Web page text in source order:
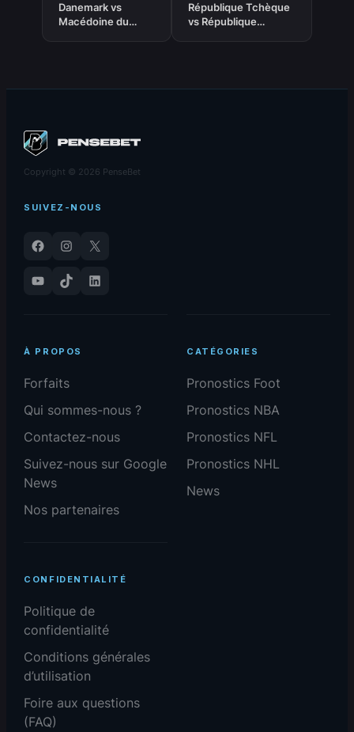
Danemark vs
Macédoine du
Coupe du Monde
République Tchèque
vs République
du Monde 2026 –
Copyright © 2026 PenseBet
SUIVEZ-NOUS
Facebook Instagram
X
YouTube
TikTok LinkedIn
À PROPOS
Forfaits
Qui sommes-nous ?
Contactez-nous
Suivez-nous sur Google
News
Nos partenaires
CATÉGORIES
Pronostics Foot
Pronostics NBA
Pronostics NFL
Pronostics NHL
News
CONFIDENTIALITÉ
Politique de
confidentialité
Conditions générales
d’utilisation
Foire aux questions
(FAQ)